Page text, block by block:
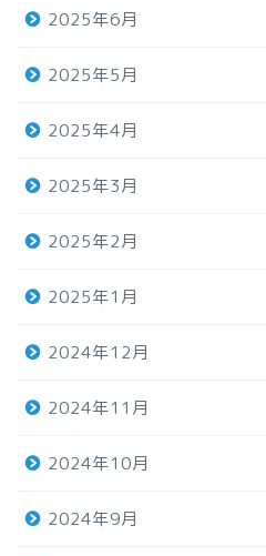
2025年6月
2025年5月
2025年4月
2025年3月
2025年2月
2025年1月
2024年12月
2024年11月
2024年10月
2024年9月